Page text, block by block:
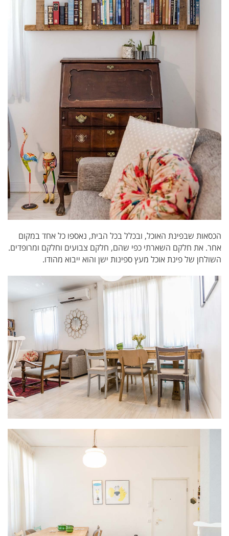
הכסאות שבפינת האוכל, ובכלל בכל הבית, נאספו כל אחד במקום
אחר. את חלקם השארתי כפי שהם, חלקם צבועים וחלקם ומרופדים.
השולחן של פינת אוכל מעץ ספינות ישן והוא ייבוא מהודו.